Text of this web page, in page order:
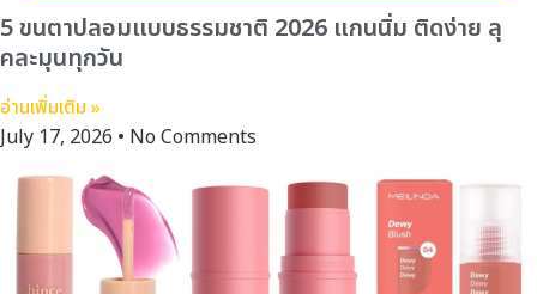
5 ขนตาปลอมแบบธรรมชาติ 2026 แกนนิ่ม ติดง่าย ลุ
คละมุนทุกวัน
อ่านเพิ่มเติม »
July 17, 2026 No Comments